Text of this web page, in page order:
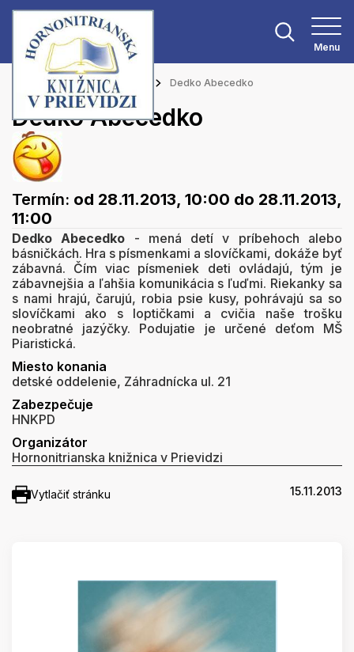
Menu
Hlavná stránka Podujatia Dedko Abecedko
Dedko Abecedko
Termín: od 28.11.2013, 10:00 do 28.11.2013,
11:00
Dedko Abecedko - mená detí v príbehoch alebo
básničkách. Hra s písmenkami a slovíčkami, dokáže byť
zábavná. Čím viac písmeniek deti ovládajú, tým je
zábavnejšia a ľahšia komunikácia s ľuďmi. Riekanky sa
s nami hrajú, čarujú, robia psie kusy, pohrávajú sa so
slovíčkami ako s loptičkami a cvičia naše trošku
neobratné jazýčky. Podujatie je určené deťom MŠ
Piaristická.
Miesto konania
detské oddelenie, Záhradnícka ul. 21
Zabezpečuje
HNKPD
Organizátor
Hornonitrianska knižnica v Prievidzi
Vytlačiť stránku 15.11.2013